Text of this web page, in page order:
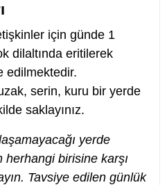
için günde 1
dilaltında eritilerek
edilmektedir.
serin, kuru bir yerde
saklayınız.
yerde
herhangi birisine karşı
Tavsiye edilen günlük